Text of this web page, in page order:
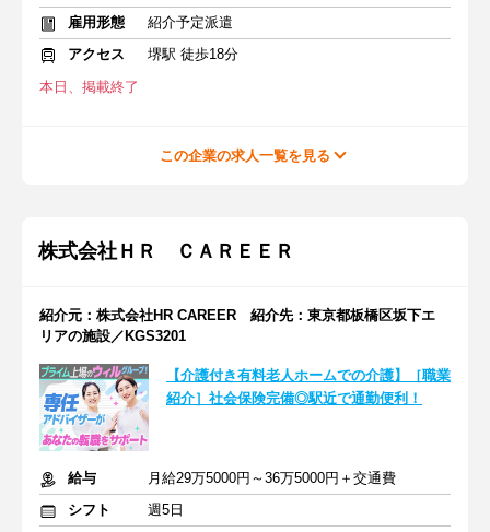
雇用形態
紹介予定派遣
アクセス
堺駅 徒歩18分
本日、掲載終了
この企業の求人一覧を見る
株式会社ＨＲ ＣＡＲＥＥＲ
紹介元：株式会社HR CAREER 紹介先：東京都板橋区坂下エ
リアの施設／KGS3201
【介護付き有料老人ホームでの介護】［職業
紹介］社会保険完備◎駅近で通勤便利！
給与
月給29万5000円～36万5000円＋交通費
シフト
週5日